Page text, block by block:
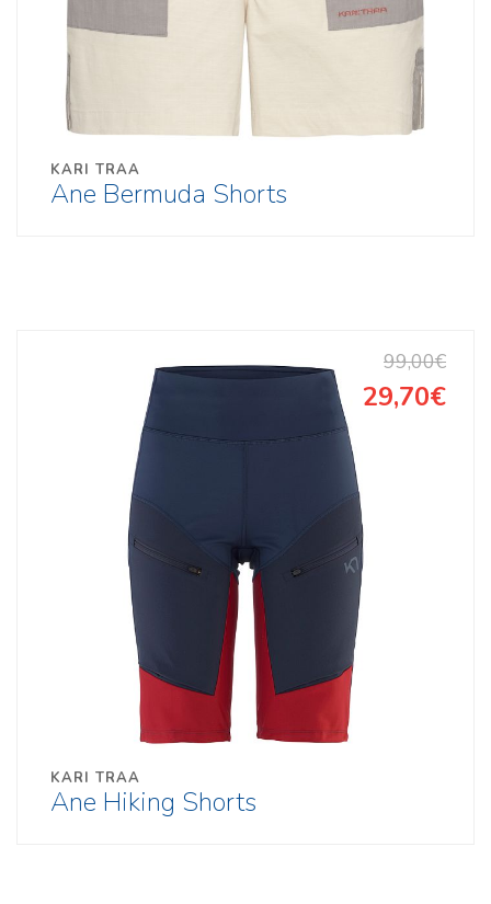
KARI TRAA
Ane Bermuda Shorts
KARI TRAA
Ane Hiking Shorts
99,00€
29,70€